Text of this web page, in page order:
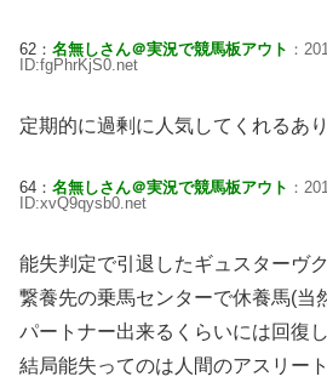
62： 名無しさん＠実況で競馬板アウト ：
ID:fgPhrKjS0.net
定期的に過剰に人気してくれるあ
64： 名無しさん＠実況で競馬板アウト ：
ID:xvQ9qysb0.net
能失判定で引退したギュスターヴ
繋養先の乗馬センターで休養馬(当
パートナー出来るくらいには回復
結局能失ってのは人間のアスリー